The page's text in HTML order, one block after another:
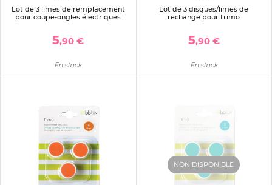
Lot de 3 limes de remplacement
pour coupe-ongles électriques
5,90 €
En stock
Lot de 3 disques/limes de
rechange pour trimö
5,90 €
En stock
NON DISPONIBLE